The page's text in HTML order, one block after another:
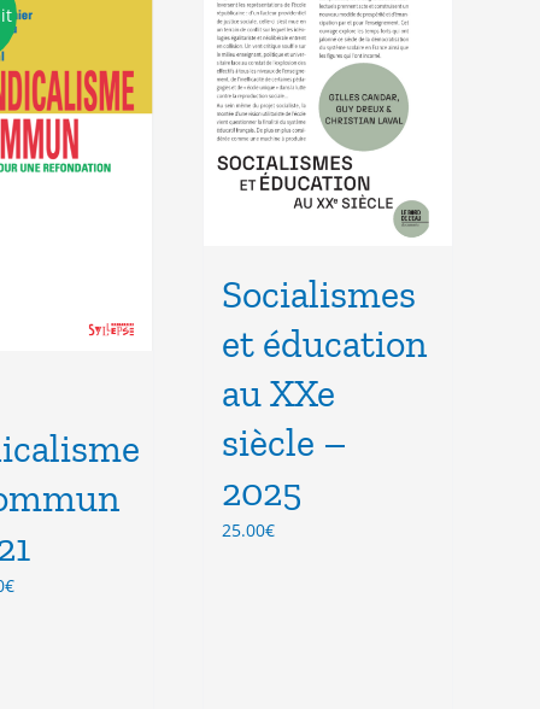
€Le
Socialismes
et éducation
au XXe
siècle –
2025
25.00€